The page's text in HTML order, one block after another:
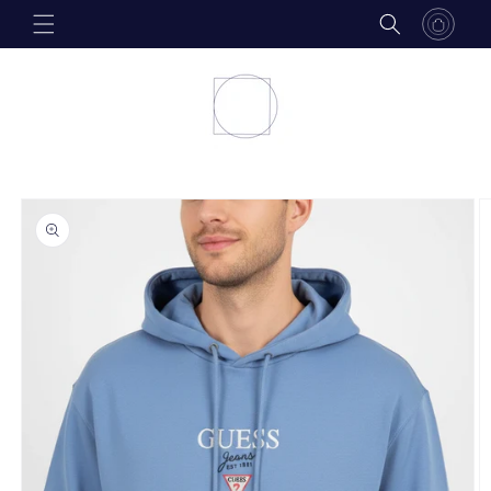
Skip to
content
product
information